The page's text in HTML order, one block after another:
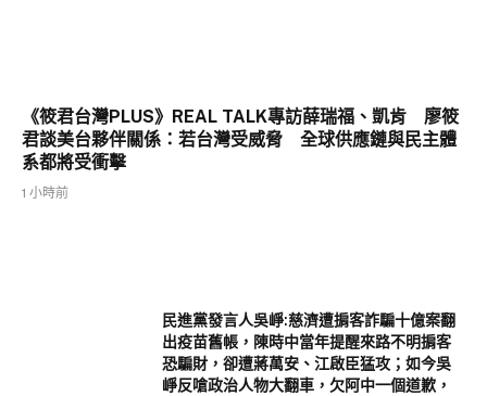
《筱君台灣PLUS》REAL TALK專訪薛瑞福、凱肯 廖筱
君談美台夥伴關係：若台灣受威脅 全球供應鏈與民主體
系都將受衝擊
1 小時前
民進黨發言人吳崢:慈濟遭掮客詐騙十億案翻
出疫苗舊帳，陳時中當年提醒來路不明掮客
恐騙財，卻遭蔣萬安、江啟臣猛攻；如今吳
崢反嗆政治人物大翻車，欠阿中一個道歉，